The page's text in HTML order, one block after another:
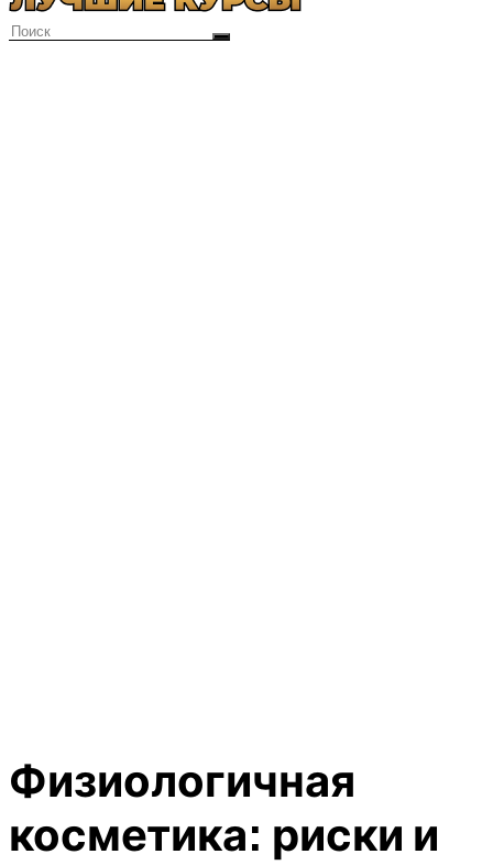
Физиологичная
косметика: риски и